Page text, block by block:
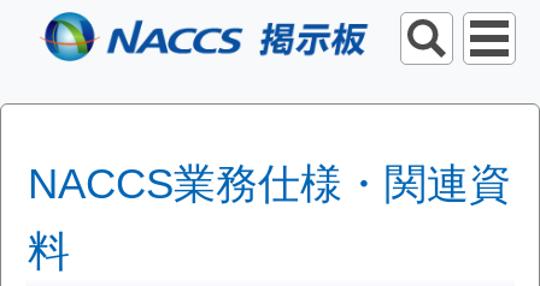
NACCS業務仕様・関連資
料